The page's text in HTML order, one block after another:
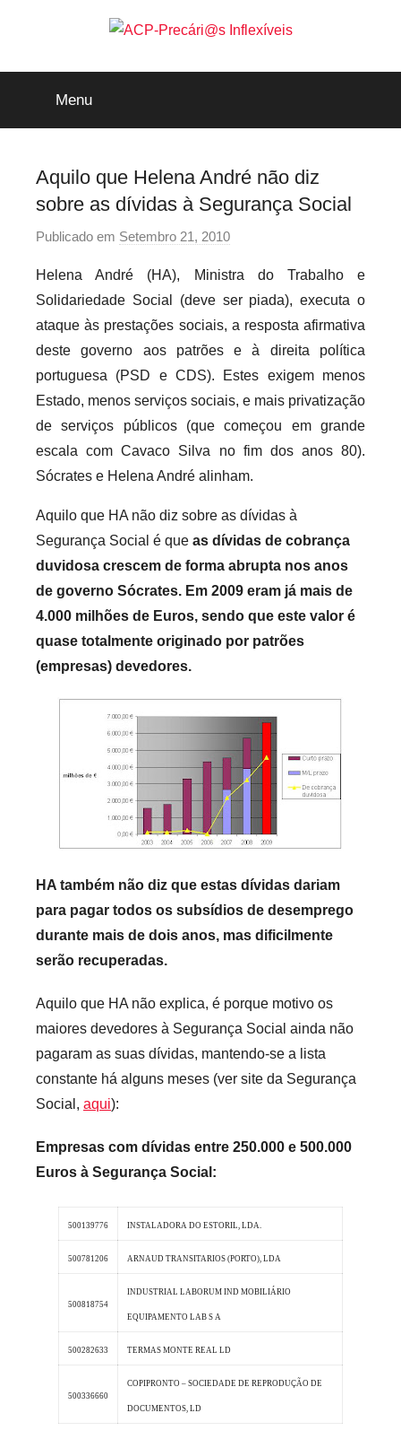
ACP-
Precári@s
Inflexíveis
Menu
Aquilo que Helena André não diz
sobre as dívidas à Segurança Social
Publicado em Setembro 21, 2010
r
p
r
e
c
a
r
i
o
i
n
f
l
e
e
s
Helena André (HA), Ministra do Trabalho e
Solidariedade Social (deve ser piada), executa o
ataque às prestações sociais, a resposta afirmativa
deste governo aos patrões e à direita política
portuguesa (PSD e CDS). Estes exigem menos
Estado, menos serviços sociais, e mais privatização
de serviços públicos (que começou em grande
escala com Cavaco Silva no fim dos anos 80).
Sócrates e Helena André alinham.
Aquilo que HA não diz sobre as dívidas à
Segurança Social é que as dívidas de cobrança
duvidosa crescem de forma abrupta nos anos
de governo Sócrates. Em 2009 eram já mais de
4.000 milhões de Euros, sendo que este valor é
quase totalmente originado por patrões
(empresas) devedores.
HA também não diz que estas dívidas dariam
para pagar todos os subsídios de desemprego
durante mais de dois anos, mas dificilmente
serão recuperadas.
Aquilo que HA não explica, é porque motivo os
maiores devedores à Segurança Social ainda não
pagaram as suas dívidas, mantendo-se a lista
constante há alguns meses (ver site da Segurança
Social, aqui):
Empresas com dívidas entre 250.000 e 500.000
Euros à Segurança Social:
500139776 INSTALADORA DO ESTORIL, LDA.
500781206 ARNAUD TRANSITARIOS (PORTO), LDA
500818754
INDUSTRIAL LABORUM IND MOBILIÁRIO
EQUIPAMENTO LAB S A
500282633 TERMAS MONTE REAL LD
500336660
COPIPRONTO – SOCIEDADE DE REPRODUÇÃO DE
DOCUMENTOS, LD